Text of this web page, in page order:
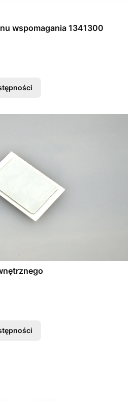
wspomagania 1341300